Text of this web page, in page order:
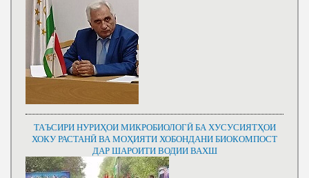
ТАЪСИРИ НУРИҲОИ МИКРОБИОЛОГӢ БА ХУСУСИЯТҲОИ
ХОКУ РАСТАНӢ ВА МОҲИЯТИ ХОБОНДАНИ БИОКОМПОСТ
ДАР ШАРОИТИ ВОДИИ ВАХШ